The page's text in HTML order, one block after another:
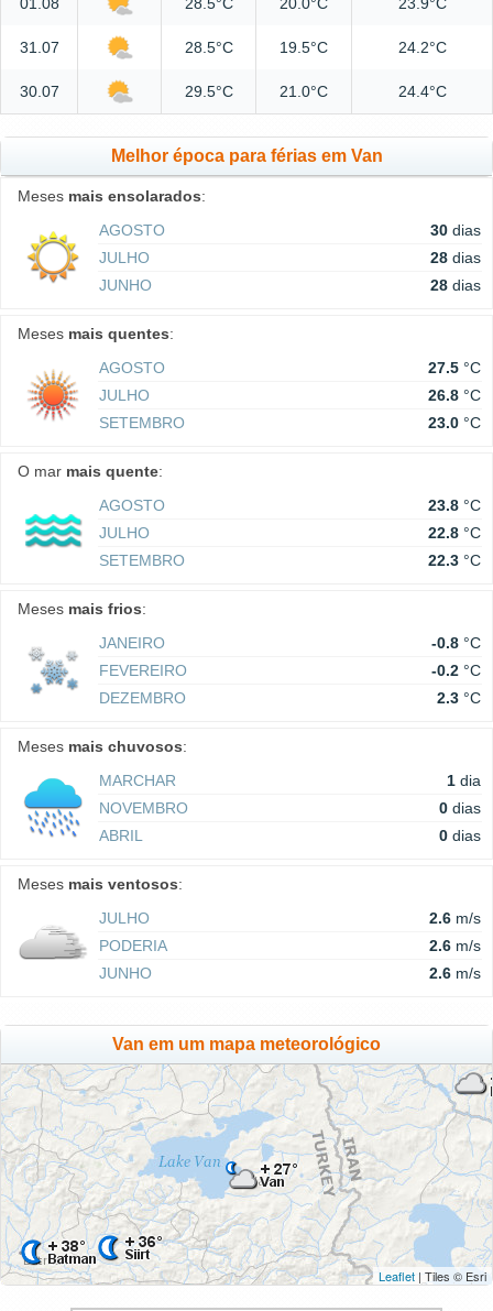
01.08 28.5°C 20.0°C 23.9°C
31.07 28.5°C 19.5°C 24.2°C
30.07 29.5°C 21.0°C 24.4°C
Melhor época para férias em Van
Meses mais ensolarados:
AGOSTO
30 dias
JULHO
28 dias
JUNHO
28 dias
Meses mais quentes:
AGOSTO
27.5 °C
JULHO
26.8 °C
SETEMBRO
23.0 °C
O mar mais quente:
AGOSTO
23.8 °C
JULHO
22.8 °C
SETEMBRO
22.3 °C
Meses mais frios:
JANEIRO
-0.8 °C
FEVEREIRO
-0.2 °C
DEZEMBRO
2.3 °C
Meses mais chuvosos:
MARCHAR
1 dia
NOVEMBRO
0 dias
ABRIL
0 dias
Meses mais ventosos:
JULHO
2.6 m/s
PODERIA
2.6 m/s
JUNHO
2.6 m/s
Van em um mapa meteorológico
Leaflet | Tiles © Esri